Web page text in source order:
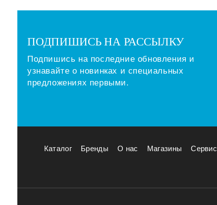
ПОДПИШИСЬ НА РАССЫЛКУ
Подпишись на последние обновления и
узнавайте о новинках и специальных
предложениях первыми.
Каталог Бренды О нас Магазины Сервис